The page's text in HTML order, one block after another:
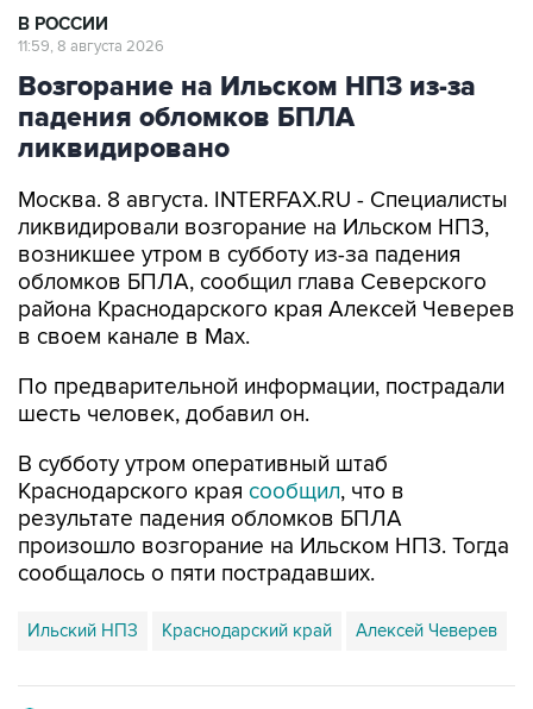
В РОССИИ
11:59, 8 августа 2026
Возгорание на Ильском НПЗ из-за
падения обломков БПЛА
ликвидировано
Москва. 8 августа. INTERFAX.RU - Специалисты
ликвидировали возгорание на Ильском НПЗ,
возникшее утром в субботу из-за падения
обломков БПЛА, сообщил глава Северского
района Краснодарского края Алексей Чеверев
в своем канале в Max.
По предварительной информации, пострадали
шесть человек, добавил он.
В субботу утром оперативный штаб
Краснодарского края сообщил, что в
результате падения обломков БПЛА
произошло возгорание на Ильском НПЗ. Тогда
сообщалось о пяти пострадавших.
Ильский НПЗ Краснодарский край Алексей Чеверев